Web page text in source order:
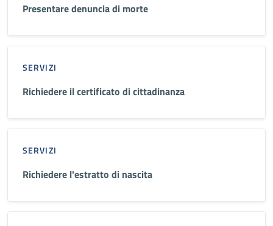
Presentare denuncia di morte
SERVIZI
Richiedere il certificato di cittadinanza
SERVIZI
Richiedere l'estratto di nascita